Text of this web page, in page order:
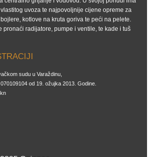
uvoza te najpovoljnije cijene opreme za
kotlove na kruta goriva te peći na pelete.
pronaći radijatore, pumpe i ventile, te kade i tuš
sudu u Varaždinu,
od 19. ožujka 2013. Godine.